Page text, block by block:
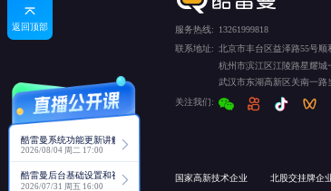
返回顶部
酷雷曼系统功能更新讲解
2026/08/04 周二 17:00
酷雷曼后台基础设置和视角功能详解
2026/07/31 周五 16:00
服务热线:
13261999818
联系地址: 北京市丰台区益泽路55号顺
杭州市滨江区江陵路星耀城
武汉市东湖高新区关南一路
关注我们:
国家高新技术企业 北股交挂牌企